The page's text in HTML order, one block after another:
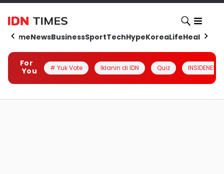
HomeNewsBusinessSportTechHypeKoreaLifeHealth
For
You
# Yuk Vote Iklanin di IDN Quiz INSIDENESIA